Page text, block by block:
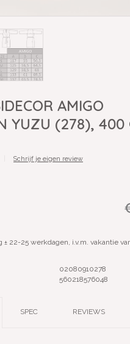
AMIGO
YUZU (278), 400
Schrijf je eigen review
± 22-25 werkdagen, i.v.m. vakantie
02080910278
560218576048
SPEC REVIEWS